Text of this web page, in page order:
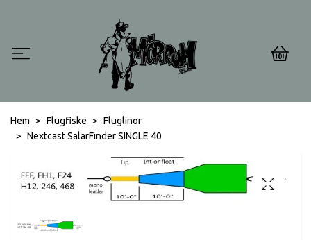
0
Hem Flugfiske
Fluglinor
Nextcast SalarFinder SINGLE 40